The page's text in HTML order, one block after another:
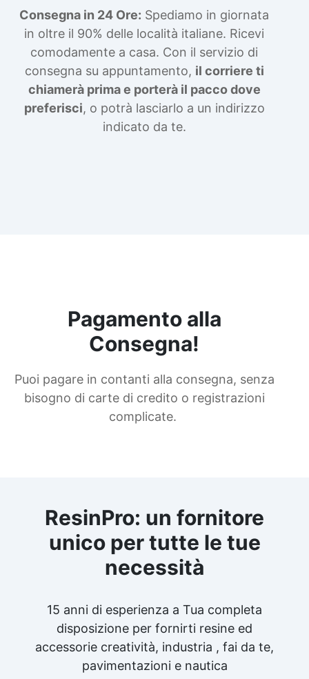
Consegna in 24 Ore: Spediamo in giornata
in oltre il 90% delle località italiane. Ricevi
comodamente a casa. Con il servizio di
consegna su appuntamento, il corriere ti
chiamerà prima e porterà il pacco dove
preferisci, o potrà lasciarlo a un indirizzo
indicato da te.
Pagamento alla
Consegna!
Puoi pagare in contanti alla consegna, senza
bisogno di carte di credito o registrazioni
complicate.
ResinPro: un fornitore
unico per tutte le tue
necessità
15 anni di esperienza a Tua completa
disposizione per fornirti resine ed
accessorie creatività, industria , fai da te,
pavimentazioni e nautica